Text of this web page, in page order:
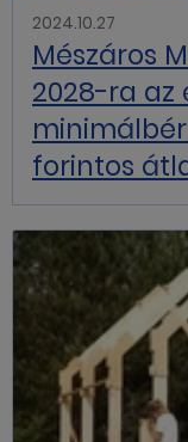
2024.10.27
Mészáros
2028-ra az
forintos